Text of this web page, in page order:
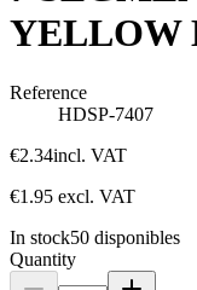
YELLOW
Reference
HDSP-7407
€2.34incl. VAT
€1.95 excl. VAT
In stock50 disponibles
Quantity